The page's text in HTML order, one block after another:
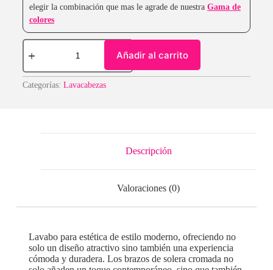
elegir la combinación que mas le agrade de nuestra Gama de
colores
Añadir al carrito
Categorías: Lavacabezas
Descripción
Valoraciones (0)
Lavabo para estética de estilo moderno, ofreciendo no
solo un diseño atractivo sino también una experiencia
cómoda y duradera. Los brazos de solera cromada no